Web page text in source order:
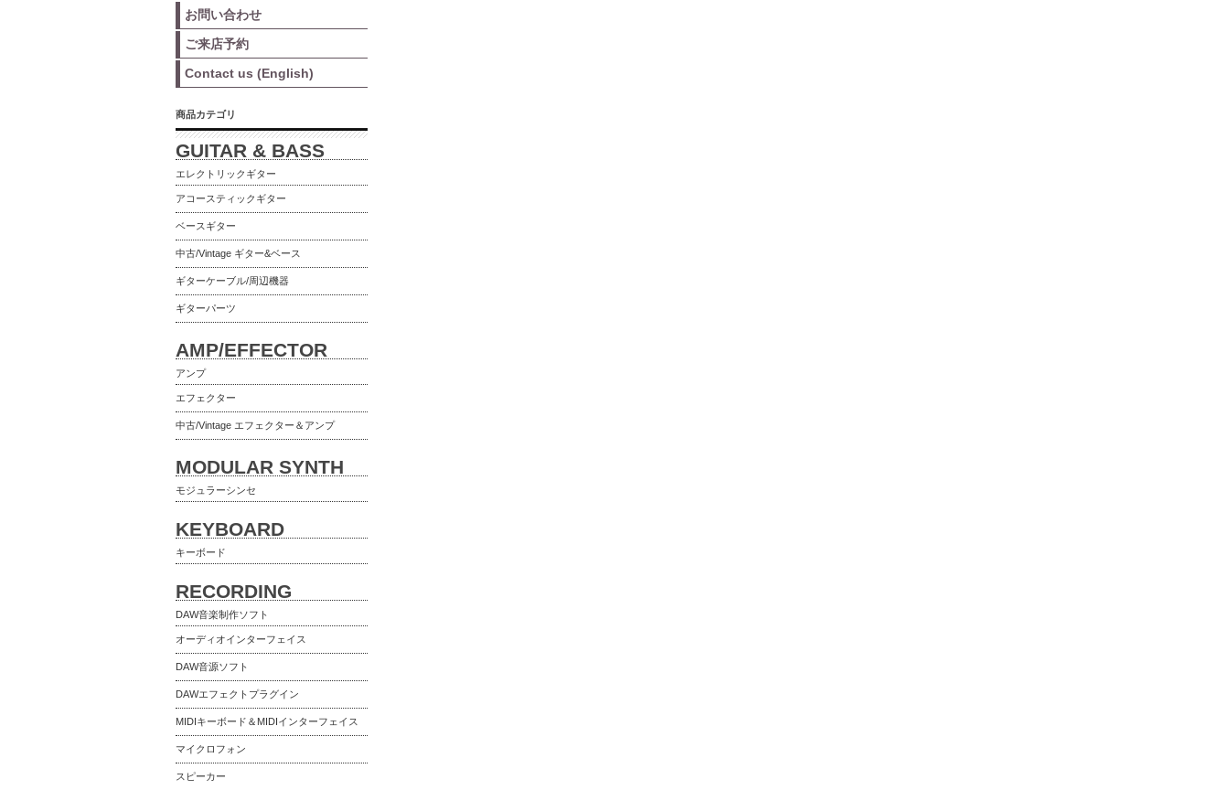
お問い合わせ
ご来店予約
Contact us (English)
商品カテゴリ
GUITAR & BASS
エレクトリックギター
アコースティックギター
ベースギター
中古/Vintage ギター&ベース
ギターケーブル/周辺機器
ギターパーツ
AMP/EFFECTOR
アンプ
エフェクター
中古/Vintage エフェクター＆アンプ
MODULAR SYNTH
モジュラーシンセ
KEYBOARD
キーボード
RECORDING
DAW音楽制作ソフト
オーディオインターフェイス
DAW音源ソフト
DAWエフェクトプラグイン
MIDIキーボード＆MIDIインターフェイス
マイクロフォン
スピーカー